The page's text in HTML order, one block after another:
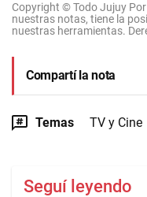
Copyright © Todo Jujuy
nuestras notas, tiene la
nuestras herramientas.
Compartí la nota
Temas TV y Cine
Seguí leyendo